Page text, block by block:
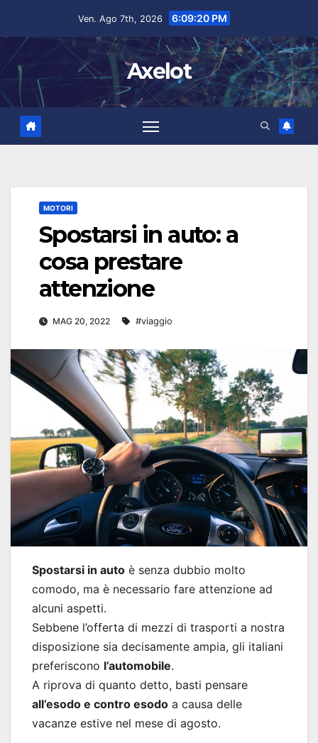
Ven. Ago 7th, 2026 6:09:20 PM
Axelot
MOTORI
Spostarsi in auto: a
cosa prestare
attenzione
MAG 20, 2022 #viaggio
Spostarsi in auto è senza dubbio molto
comodo, ma è necessario fare attenzione ad
alcuni aspetti.
Sebbene l’offerta di mezzi di trasporti a nostra
disposizione sia decisamente ampia, gli italiani
preferiscono l’automobile.
A riprova di quanto detto, basti pensare
all’esodo e contro esodo a causa delle
vacanze estive nel mese di agosto.